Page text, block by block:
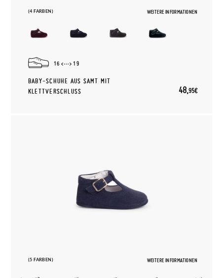
(4 FARBEN) WEITERE INFORMATIONEN
16 19
BABY-SCHUHE AUS SAMT MIT
KLETTVERSCHLUSS
48,95€
(5 FARBEN) WEITERE INFORMATIONEN